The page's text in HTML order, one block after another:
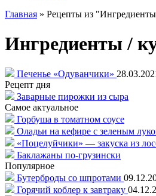
Главная » Рецепты из
Ингредиенты /
Печенье «Одуванчики»
Рецепт дня
Заварные пирожки из сыра
Самое актуальное
Горбуша в томатном соусе
Оладьи на кефире с зеленым
«Поцелуйчики» — закуска из
Баклажаны по-грузински
Популярное
Бутерброды со шпротами
Горячий коблер к завтраку